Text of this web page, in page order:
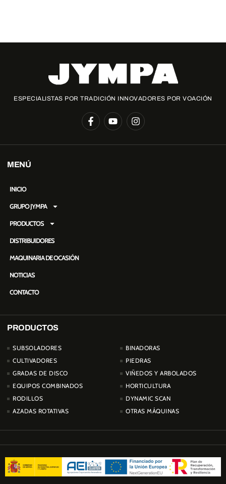
ESPECIALISTAS POR TRADICIÓN INNOVADORES POR VOACIÓN
MENÚ
INICIO
GRUPO JYMPA
PRODUCTOS
DISTRIBUIDORES
MAQUINARIA DE OCASIÓN
NOTICIAS
CONTACTO
PRODUCTOS
SUBSOLADORES
CULTIVADORES
GRADAS DE DISCO
EQUIPOS COMBINADOS
RODILLOS
AZADAS ROTATIVAS
BINADORAS
PIEDRAS
VIÑEDOS Y ARBOLADOS
HORTICULTURA
DYNAMIC SCAN
OTRAS MÁQUINAS